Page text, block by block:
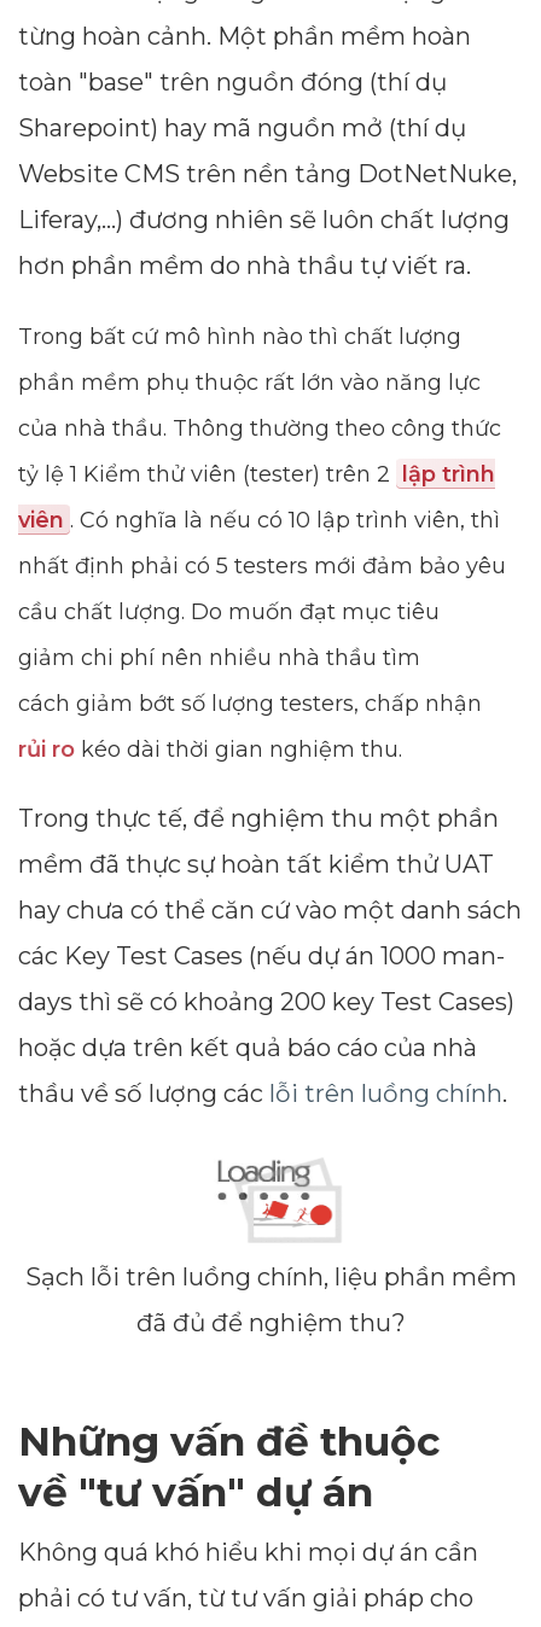
từng hoàn cảnh. Một phần mềm hoàn
toàn "base" trên nguồn đóng (thí dụ
Sharepoint) hay mã nguồn mở (thí dụ
Website CMS trên nền tảng DotNetNuke,
Liferay,...) đương nhiên sẽ luôn chất lượng
hơn phần mềm do nhà thầu tự viết ra.
Trong bất cứ mô hình nào thì chất lượng
phần mềm phụ thuộc rất lớn vào năng lực
của nhà thầu. Thông thường theo công thức
tỷ lệ 1 Kiểm thử viên (tester) trên 2 lập trình
viên . Có nghĩa là nếu có 10 lập trình viên, thì
nhất định phải có 5 testers mới đảm bảo yêu
cầu chất lượng. Do muốn đạt mục tiêu
giảm chi phí nên nhiều nhà thầu tìm
cách giảm bớt số lượng testers, chấp nhận
rủi ro kéo dài thời gian nghiệm thu.
Trong thực tế, để nghiệm thu một phần
mềm đã thực sự hoàn tất kiểm thử UAT
hay chưa có thể căn cứ vào một danh sách
các Key Test Cases (nếu dự án 1000 man-
days thì sẽ có khoảng 200 key Test Cases)
hoặc dựa trên kết quả báo cáo của nhà
thầu về số lượng các lỗi trên luồng chính.
Sạch lỗi trên luồng chính, liệu phần mềm
đã đủ để nghiệm thu?
Những vấn đề thuộc
về "tư vấn" dự án
Không quá khó hiểu khi mọi dự án cần
phải có tư vấn, từ tư vấn giải pháp cho